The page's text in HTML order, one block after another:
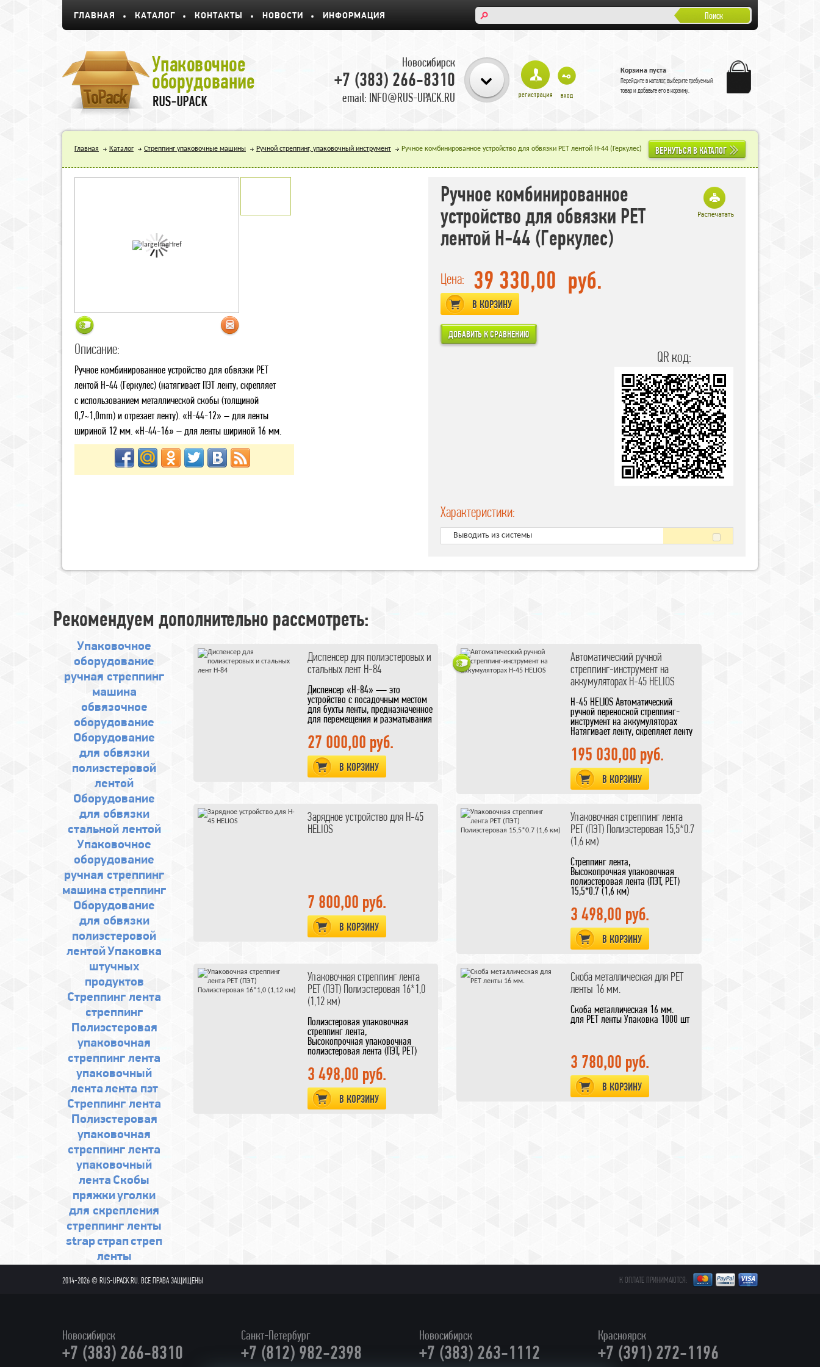
ГЛАВНАЯ КАТАЛОГ КОНТАКТЫ НОВОСТИ ИНФОРМАЦИЯ Поиск
Новосибирск
+7 (383) 266-8310
email: INFO@RUS-UPACK.RU
Корзина пуста
Перейдите вкаталог, выберите требуемый
товар и добавьте его в корзину.
Главная Каталог Стреппинг упаковочные машины Ручной стреппинг, упаковочный инструмент Ручное комбинированное устройство для обвязки PET лентой H-44 (Геркулес) ВЕРНУТЬСЯ В КАТАЛОГ
Описание:
Ручное комбинированное устройство для обвязки PET
лентой H-44 (Геркулес) (натягивает ПЭТ ленту, скрепляет
с использованием металлической скобы (толщиной
0,7~1,0mm) и отрезает ленту). «H-44-12» – для ленты
шириной 12 мм. «H-44-16» – для ленты шириной 16 мм.
Ручное комбинированное
устройство для обвязки PET
лентой H-44 (Геркулес)
Цена: 39 330,00 руб.
В КОРЗИНУ
QR код:
Характеристики:
Выводить из системы
Рекомендуем дополнительно рассмотреть:
Упаковочное
оборудование
ручная стреппинг
машина
обвязочное
оборудование
Оборудование
для обвязки
полиэстеровой
лентой
Оборудование
для обвязки
стальной лентой
Упаковочное
оборудование
ручная стреппинг
машина стреппинг
Оборудование
для обвязки
полиэстеровой
лентойУпаковка
штучных
продуктов
Стреппинг лента
стреппинг
Полиэстеровая
упаковочная
стреппинг лента
упаковочный
ленталента пэт
Стреппинг лента
Полиэстеровая
упаковочная
стреппинг лента
упаковочный
лента Скобы
пряжкиуголки
для скрепления
стреппинг ленты
strapстрапстреп
ленты
Диспенсер для полиэстеровых и
стальных лент H-84
Диспенсер «Н-84» — это
устройство с посадочным местом
для бухты ленты, предназначенное
для перемещения и разматывания
процессе упаковки. Может
использоваться для бухт лент с
внутренним диметром 406
мм,шириной не больше 200 мм.
(ПЭТ/PET) стреппинг ленты.
27 000,00 руб.
В КОРЗИНУ
Автоматический ручной
стреппинг-инструмент на
аккумуляторах H-45 HELIOS
H-45 HELIOS Автоматический
ручной переносной стреппинг-
инструмент на аккумуляторах
Натягивает ленту, скрепляет ленту
Тип скрепляемых лент: ПЭТ и ПП.
Ширина ленты 12-16 мм.
Толщина ленты: 0,40+1,05 мм (ПЭТ)
и 0,70+1,05 мм (ПП).
Макс. натяжение обвязки: 240 кг.
Способ натяжения ленты —
автоматический.
Количество рабочих циклов: 160
обвязок (ПЭТ) и 300 обвязок (ПП).
Время перезарядки — 15 мин.
Зарядное устройство и
аккумулятор фирмы «BOSCH»
Срок службы аккумулятора — до
3000 перезарядок
195 030,00 руб.
В КОРЗИНУ
Зарядное устройство для H-45
HELIOS
7 800,00 руб.
В КОРЗИНУ
Упаковочная стреппинг лента
PET (ПЭТ) Полиэстеровая 15,5*0.7
(1,6 км)
Стреппинг лента,
Высокопрочная упаковочная
полиэстеровая лента (ПЭТ, PET)
15,5*0.7 (1,6 км)
3 498,00 руб.
В КОРЗИНУ
Упаковочная стреппинг лента
PET (ПЭТ) Полиэстеровая 16*1,0
(1,12 км)
Полиэстеровая упаковочная
стреппинг лента,
Высокопрочная упаковочная
полиэстеровая лента (ПЭТ, PET)
3 498,00 руб.
В КОРЗИНУ
Скоба металлическая для PET
ленты 16 мм.
Скоба металлическая 16 мм.
для PET ленты Упаковка 1000 шт
3 780,00 руб.
В КОРЗИНУ
2014-2026 © RUS-UPACK.RU. ВСЕ ПРАВА ЗАЩИЩЕНЫ К ОПЛАТЕ ПРИНИМАЮТСЯ:
Новосибирск
+7 (383) 266-8310
Санкт-Петербург
+7 (812) 982-2398
Новосибирск
+7 (383) 263-1112
Красноярск
+7 (391) 272-1196